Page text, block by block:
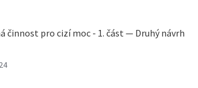
činnost pro cizí moc - 1. část — Druhý návrh